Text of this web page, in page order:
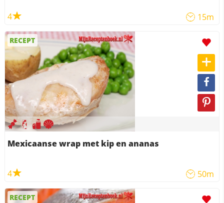
4 15m
RECEPT
Mexicaanse wrap met kip en ananas
4 50m
RECEPT